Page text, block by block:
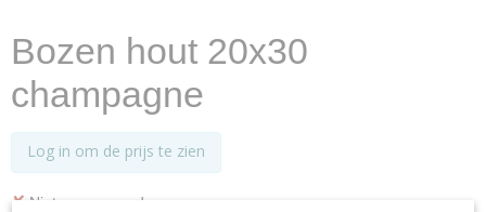
Bozen hout 20x30
champagne
Log in om de prijs te zien
✘ Niet op voorraad